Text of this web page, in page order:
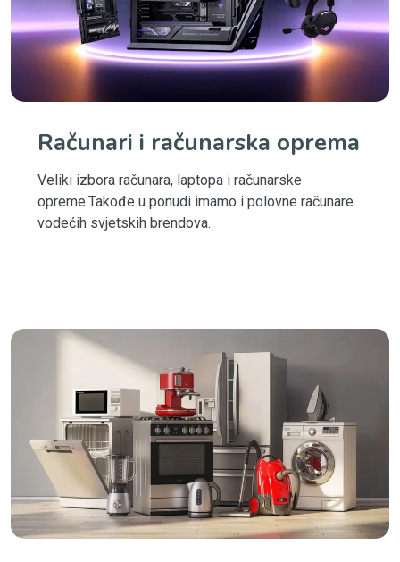
Računari i računarska oprema
Veliki izbora računara, laptopa i računarske
opreme.Takođe u ponudi imamo i polovne računare
vodećih svjetskih brendova.